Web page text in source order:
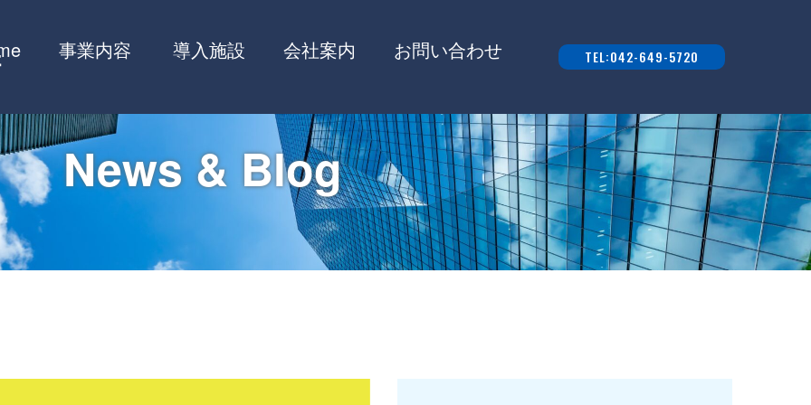
事業内容 導入施設 会社案内 お問い合わせ TEL:042-649-5720
News & Blog